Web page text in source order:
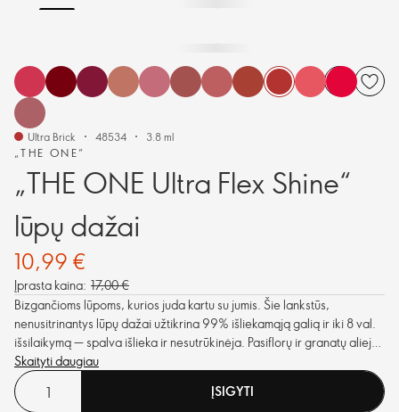
„THE ONE“
„THE ONE Ultra Flex Shine“
lūpų dažai
Ultra Brick 48534 3.8 ml
10,99 €
Įprasta kaina: 17,00 €
Bizgančioms lūpoms, kurios juda kartu su jumis. Šie lankstūs,
nenusitrinantys lūpų dažai užtikrina 99% išliekamąją galią ir iki 8 val.
išsilaikymą — spalva išlieka ir nesutrūkinėja. Pasiflorų ir granatų aliejai
suteikia lūpoms švelnumo, todėl pamiršite, kad juos užtepėte.
Skaityti daugiau
ĮSIGYTI